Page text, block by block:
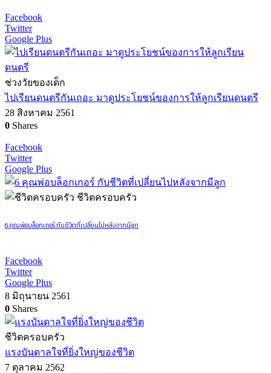
Facebook
Twitter
Google Plus
ช่วงวัยของเด็ก
ไปเรียนดนตรีกันเถอะ มาดูประโยชน์ของการให้ลูกเรียนดนตรี
28 สิงหาคม 2561
0 Shares
Facebook
Twitter
Google Plus
ชีวิตครอบครัว
6 คุณพ่อบล็อกเกอร์ กับชีวิตที่เปลี่ยนไปหลังจากมีลูก
Facebook
Twitter
Google Plus
8 มิถุนายน 2561
0 Shares
ชีวิตครอบครัว
แรงบันดาลใจที่ยิ่งใหญ่ของชีวิต
7 ตุลาคม 2562